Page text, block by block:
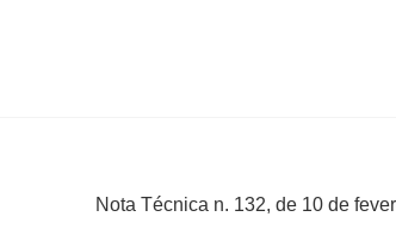
Nota Técnica n. 132, de 10 de